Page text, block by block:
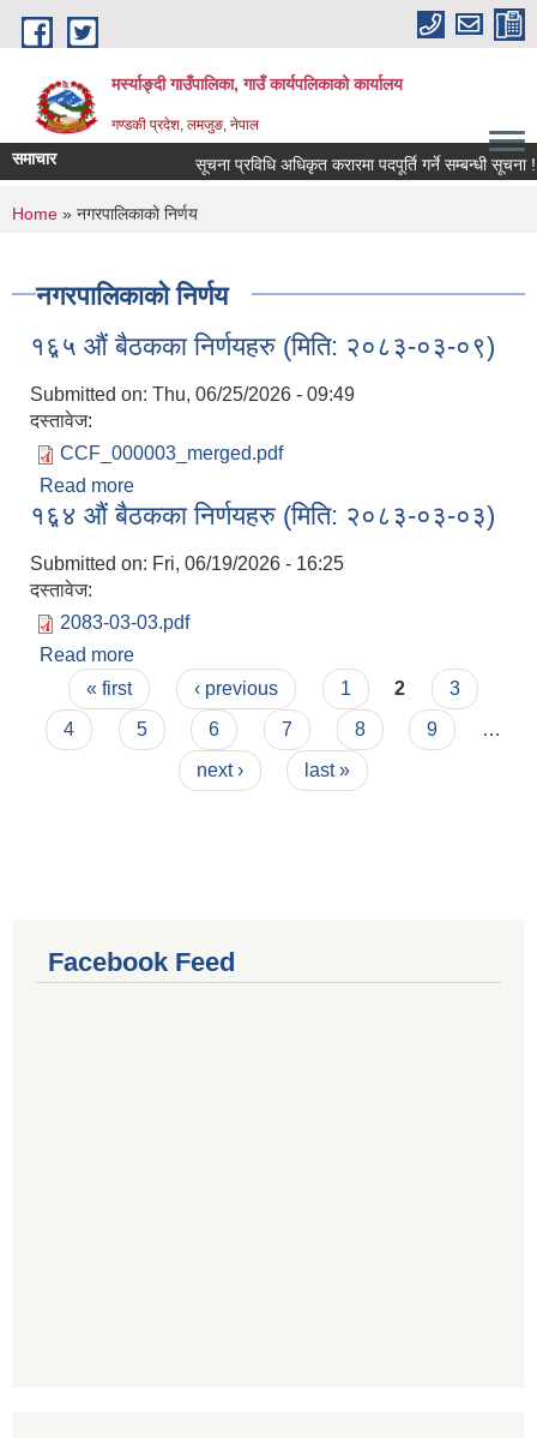
Skip to main content
मर्स्याङ्दी गाउँपालिका, गाउँ कार्यपलिकाको कार्यालय
गण्डकी प्रदेश, लमजुङ, नेपाल
समाचार सूचना प्रविधि अधिकृत करारमा पदपूर्ति गर्ने सम्बन्धी सूचना !!
You are here
Home » नगरपालिकाको निर्णय
नगरपालिकाको निर्णय
१६़५ औं बैठकका निर्णयहरु (मिति: २०८३-०३-०९)
Submitted on: Thu, 06/25/2026 - 09:49
दस्तावेज:
CCF_000003_merged.pdf
Read more
१६़४ औं बैठकका निर्णयहरु (मिति: २०८३-०३-०३)
Submitted on: Fri, 06/19/2026 - 16:25
दस्तावेज:
2083-03-03.pdf
Read more
Pages
« first ‹ previous 1 2
3
4
5 6 7 8 9
…
next ›
last »
Facebook Feed